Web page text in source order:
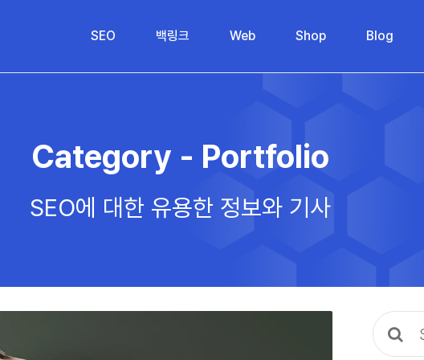
SEO 백링크 Web Shop Blog
Category - Portfolio
SEO에 대한 유용한 정보와 기사
Search
for: